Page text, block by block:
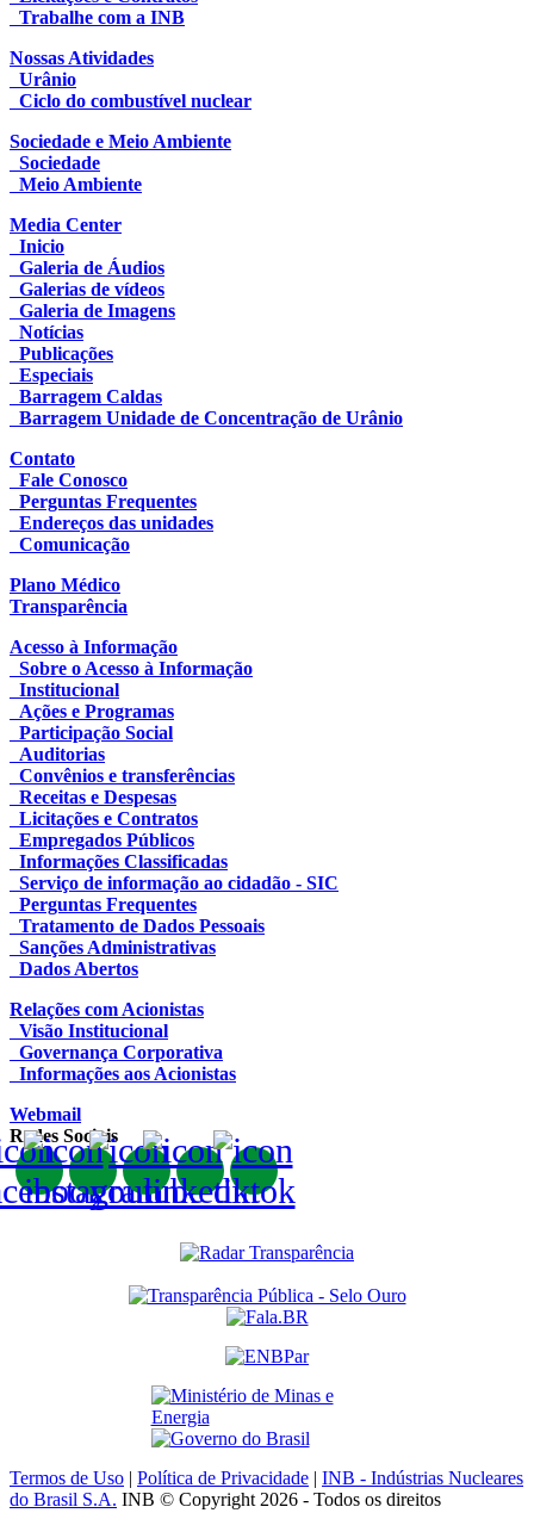
Trabalhe com a INB
Nossas Atividades
Urânio
Ciclo do combustível nuclear
Sociedade e Meio Ambiente
Sociedade
Meio Ambiente
Media Center
Inicio
Galeria de Áudios
Galerias de vídeos
Galeria de Imagens
Notícias
Publicações
Especiais
Barragem Caldas
Barragem Unidade de Concentração de Urânio
Contato
Fale Conosco
Perguntas Frequentes
Endereços das unidades
Comunicação
Plano Médico
Transparência
Acesso à Informação
Sobre o Acesso à Informação
Institucional
Ações e Programas
Participação Social
Auditorias
Convênios e transferências
Receitas e Despesas
Licitações e Contratos
Empregados Públicos
Informações Classificadas
Serviço de informação ao cidadão - SIC
Perguntas Frequentes
Tratamento de Dados Pessoais
Sanções Administrativas
Dados Abertos
Relações com Acionistas
Visão Institucional
Governança Corporativa
Informações aos Acionistas
Webmail
Redes Sociais
Termos de Uso | Política de Privacidade | INB - Indústrias Nucleares
do Brasil S.A. INB © Copyright 2026 - Todos os direitos